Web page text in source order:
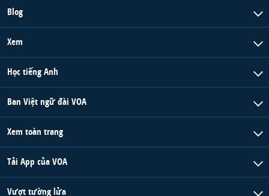
Blog
Xem
Học tiếng Anh
Ban Việt ngữ đài VOA
Xem toàn trang
Tải App của VOA
Vượt tường lửa